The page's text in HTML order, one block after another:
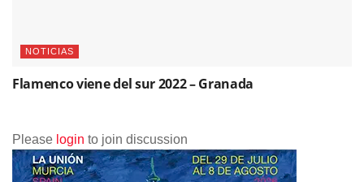
NOTICIAS
Flamenco viene del sur 2022 – Granada
Please login to join discussion